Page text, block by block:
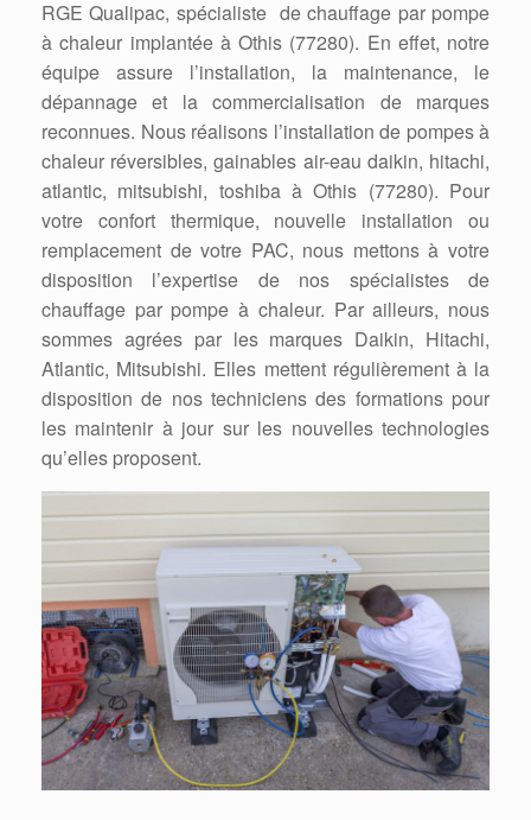
RGE Qualipac, spécialiste de chauffage par pompe
à chaleur implantée à Othis (77280). En effet, notre
équipe assure l’installation, la maintenance, le
dépannage et la commercialisation de marques
reconnues. Nous réalisons l’installation de pompes à
chaleur réversibles, gainables air-eau daikin, hitachi,
atlantic, mitsubishi, toshiba à Othis (77280). Pour
votre confort thermique, nouvelle installation ou
remplacement de votre PAC, nous mettons à votre
disposition l’expertise de nos spécialistes de
chauffage par pompe à chaleur. Par ailleurs, nous
sommes agrées par les marques Daikin, Hitachi,
Atlantic, Mitsubishi. Elles mettent régulièrement à la
disposition de nos techniciens des formations pour
les maintenir à jour sur les nouvelles technologies
qu’elles proposent.